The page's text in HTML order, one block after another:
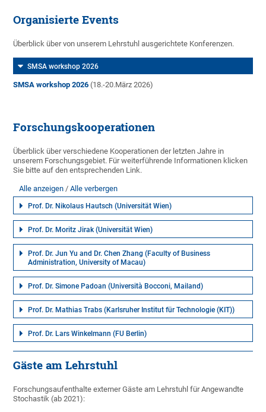
Organisierte Events
Überblick über von unserem Lehrstuhl ausgerichtete Konferenzen.
SMSA workshop 2026
SMSA workshop 2026 (18.-20.März 2026)
Forschungskooperationen
Überblick über verschiedene Kooperationen der letzten Jahre in
unserem Forschungsgebiet. Für weiterführende Informationen klicken
Sie bitte auf den entsprechenden Link.
Alle anzeigen Alle verbergen
Prof. Dr. Nikolaus Hautsch (Universität Wien)
Prof. Dr. Moritz Jirak (Universität Wien)
Prof. Dr. Jun Yu and Dr. Chen Zhang (Faculty of Business
Administration, University of Macau)
Prof. Dr. Simone Padoan (Università Bocconi, Mailand)
Prof. Dr. Mathias Trabs (Karlsruher Institut für Technologie (KIT))
Prof. Dr. Lars Winkelmann (FU Berlin)
Gäste am Lehrstuhl
Forschungsaufenthalte externer Gäste am Lehrstuhl für Angewandte
Stochastik (ab 2021):